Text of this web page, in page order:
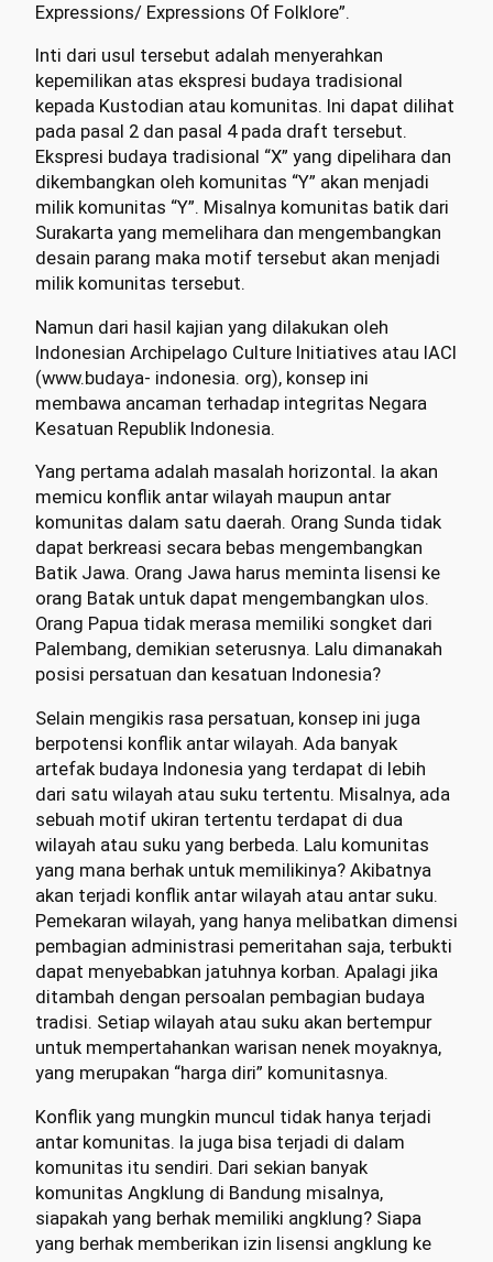
Expressions/ Expressions Of Folklore”.
Inti dari usul tersebut adalah menyerahkan
kepemilikan atas ekspresi budaya tradisional
kepada Kustodian atau komunitas. Ini dapat dilihat
pada pasal 2 dan pasal 4 pada draft tersebut.
Ekspresi budaya tradisional “X” yang dipelihara dan
dikembangkan oleh komunitas “Y” akan menjadi
milik komunitas “Y”. Misalnya komunitas batik dari
Surakarta yang memelihara dan mengembangkan
desain parang maka motif tersebut akan menjadi
milik komunitas tersebut.
Namun dari hasil kajian yang dilakukan oleh
Indonesian Archipelago Culture Initiatives atau IACI
(www.budaya- indonesia. org), konsep ini
membawa ancaman terhadap integritas Negara
Kesatuan Republik Indonesia.
Yang pertama adalah masalah horizontal. Ia akan
memicu konflik antar wilayah maupun antar
komunitas dalam satu daerah. Orang Sunda tidak
dapat berkreasi secara bebas mengembangkan
Batik Jawa. Orang Jawa harus meminta lisensi ke
orang Batak untuk dapat mengembangkan ulos.
Orang Papua tidak merasa memiliki songket dari
Palembang, demikian seterusnya. Lalu dimanakah
posisi persatuan dan kesatuan Indonesia?
Selain mengikis rasa persatuan, konsep ini juga
berpotensi konflik antar wilayah. Ada banyak
artefak budaya Indonesia yang terdapat di lebih
dari satu wilayah atau suku tertentu. Misalnya, ada
sebuah motif ukiran tertentu terdapat di dua
wilayah atau suku yang berbeda. Lalu komunitas
yang mana berhak untuk memilikinya? Akibatnya
akan terjadi konflik antar wilayah atau antar suku.
Pemekaran wilayah, yang hanya melibatkan dimensi
pembagian administrasi pemeritahan saja, terbukti
dapat menyebabkan jatuhnya korban. Apalagi jika
ditambah dengan persoalan pembagian budaya
tradisi. Setiap wilayah atau suku akan bertempur
untuk mempertahankan warisan nenek moyaknya,
yang merupakan “harga diri” komunitasnya.
Konflik yang mungkin muncul tidak hanya terjadi
antar komunitas. Ia juga bisa terjadi di dalam
komunitas itu sendiri. Dari sekian banyak
komunitas Angklung di Bandung misalnya,
siapakah yang berhak memiliki angklung? Siapa
yang berhak memberikan izin lisensi angklung ke